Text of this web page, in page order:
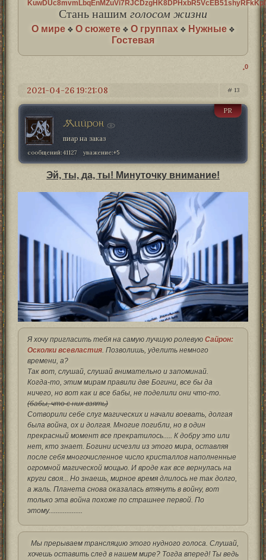
Стань нашим голосом жизни
О мире❖ О сюжете❖ О группах❖ Нужные❖
Гостевая
0
13
2021-04-26 19:21:08
Мийрон
PR
пиар на заказ
сообщений:41127 уважение:+5
Эй, ты, да, ты! Минуточку внимание!
Я хочу пригласить тебя на самую лучшую ролевую Сайрон:
Осколки всевластия. Позволишь, уделить немного
времени, а?
Так вот, слушай, слушай внимательно и запоминай.
Когда-то, этим мирам правили две Богини, все бы да
ничего, но вот как и все бабы, не поделили они что-то.
(бабы, что с них взять)
Сотворили себе слуг магических и начали воевать, долгая
была война, ох и долгая. Многие погибли, но в один
прекрасный момент все прекратилось..... К добру это или
нет, кто знает. Богини исчезли из этого мира, оставляя
после себя многочисленное число кристаллов наполненные
огромной магической мощью. И вроде как все вернулась на
круги своя... Но знаешь, мирное время длилось не так долго,
а жаль. Планета снова оказалась втянуть в войну, вот
только эта война похоже по страшнее первой. По
этому...................
Мы прерываем трансляцию этого нудного голоса. Слушай,
хочешь оставить след в нашем мире? Тогда вперед! Ты ведь